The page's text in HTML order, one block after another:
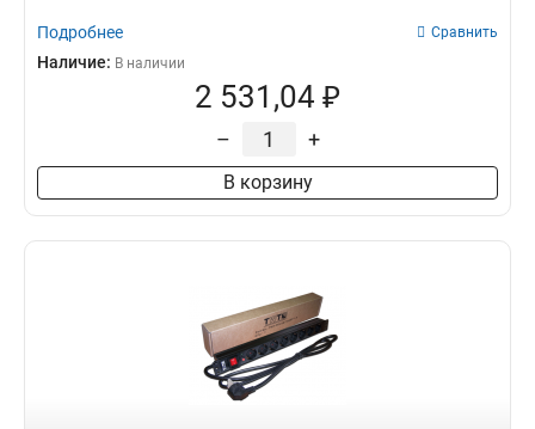
Подробнее Сравнить
Наличие: В наличии
2 531,04 ₽
– +
В корзину